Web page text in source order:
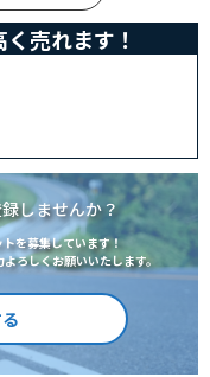
売れます！
しませんか？
を募集しています！
ろしくお願いいたします。